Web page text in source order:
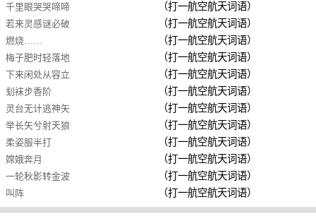
千里眼哭哭啼啼 （打一航空航天词语）
若来灵感谜必破 （打一航空航天词语）
燃烧…… （打一航空航天词语）
梅子肥时轻落地 （打一航空航天词语）
下来闲处从容立 （打一航空航天词语）
刬袜步香阶 （打一航空航天词语）
灵台无计逃神矢 （打一航空航天词语）
举长矢兮射天狼 （打一航空航天词语）
柔姿服半打 （打一航空航天词语）
嫦娥奔月 （打一航空航天词语）
一轮秋影转金波 （打一航空航天词语）
叫阵 （打一航空航天词语）